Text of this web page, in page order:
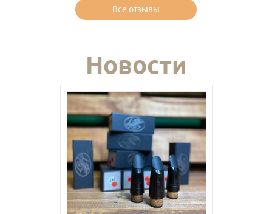
Все отзывы
Новости